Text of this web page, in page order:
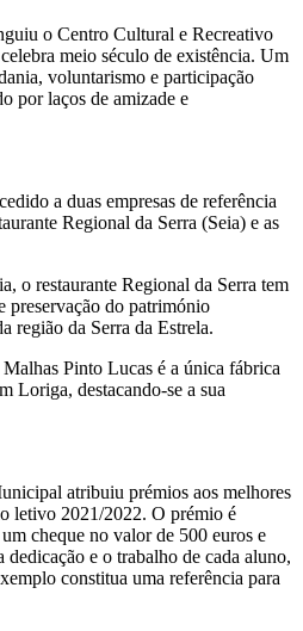
o Centro Cultural e Recreativo
meio século de existência. Um
voluntarismo e participação
por laços de amizade e
a duas empresas de referência
Regional da Serra (Seia) e as
o restaurante Regional da Serra tem
preservação do património
região da Serra da Estrela.
Pinto Lucas é a única fábrica
Loriga, destacando-se a sua
atribuiu prémios aos melhores
letivo 2021/2022. O prémio é
cheque no valor de 500 euros e
e o trabalho de cada aluno,
constitua uma referência para